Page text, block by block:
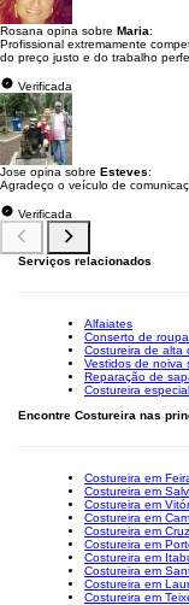
Rosana opina sobre Maria:
Profissional extremamente
do preço justo e do trabalho
Verificada
Jose opina sobre Esteves:
Agradeço o veículo de
Verificada
Serviços relacionados
Alfaiates
Conserto de roupa
Costureira de alta
Vestidos de noiva
Reparação de
Costureira
Encontre Costureira nas
Costureira em
Costureira em
Costureira em
Costureira em
Costureira em
Costureira em
Costureira em
Costureira em
Costureira em
Costureira em